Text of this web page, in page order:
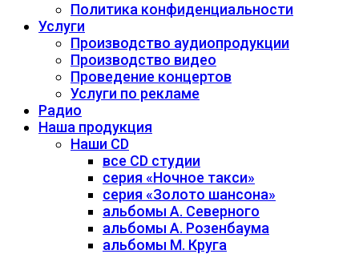
Политика конфиденциальности
Услуги
Производство аудиопродукции
Производство видео
Проведение концертов
Услуги по рекламе
Радио
Наша продукция
Наши CD
все CD студии
серия «Ночное такси»
серия «Золото шансона»
альбомы А. Северного
альбомы А. Розенбаума
альбомы М. Круга